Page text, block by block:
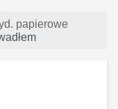
papierowe